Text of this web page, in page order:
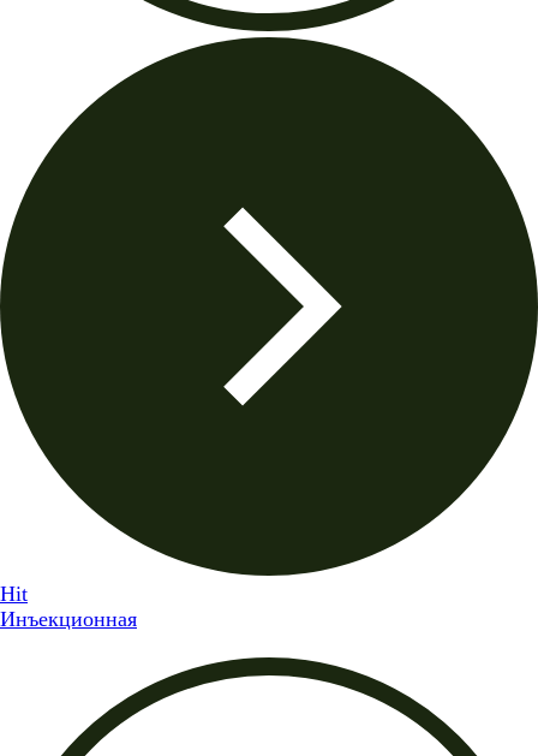
Hit
Инъекционная